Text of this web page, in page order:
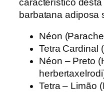
característico
barbatana adiposa
Néon
Tetra Cardinal
Néon – Preto
Tetra – Limão